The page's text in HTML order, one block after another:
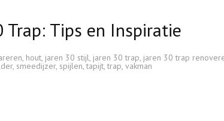
Trap: Tips en Inspiratie
, hout, jaren 30 stijl, jaren 30 trap, jaren 30 trap
, smeedijzer, spijlen,tapijt,trap, vakman